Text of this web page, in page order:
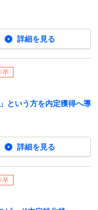
詳細を見る
卒
という方を内定獲得へ導
詳細を見る
卒